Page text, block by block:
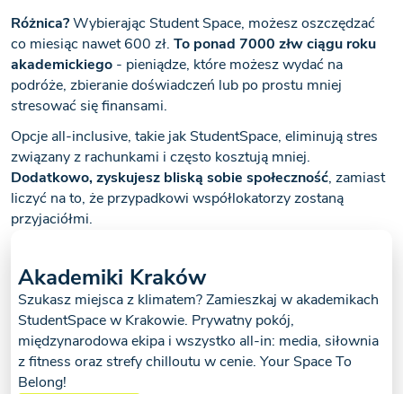
Różnica?Wybierając Student Space, możesz oszczędzać
co miesiąc nawet 600 zł. To ponad 7000 złw ciągu roku
akademickiego - pieniądze, które możesz wydać na
podróże, zbieranie doświadczeń lub po prostu mniej
stresować się finansami.
Opcje all-inclusive, takie jak StudentSpace, eliminują stres
związany z rachunkami i często kosztują mniej.
Dodatkowo, zyskujesz bliską sobie społeczność, zamiast
liczyć na to, że przypadkowi współlokatorzy zostaną
przyjaciółmi.
Akademiki Kraków
Szukasz miejsca z klimatem? Zamieszkaj w akademikach
StudentSpace w Krakowie. Prywatny pokój,
międzynarodowa ekipa i wszystko all-in: media, siłownia
z fitness oraz strefy chilloutu w cenie. Your Space To
Belong!